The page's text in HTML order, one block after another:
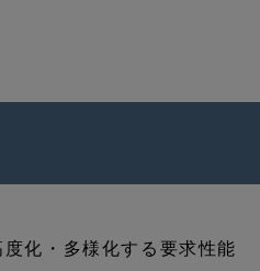
化・多様化する要求性能